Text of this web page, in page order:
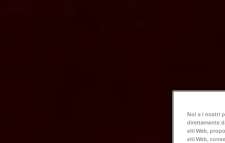
Noi e i nostri
direttamente
siti Web,
siti Web,